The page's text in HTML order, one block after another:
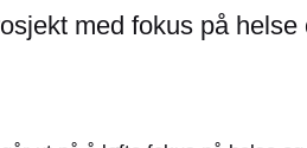
med fokus på helse